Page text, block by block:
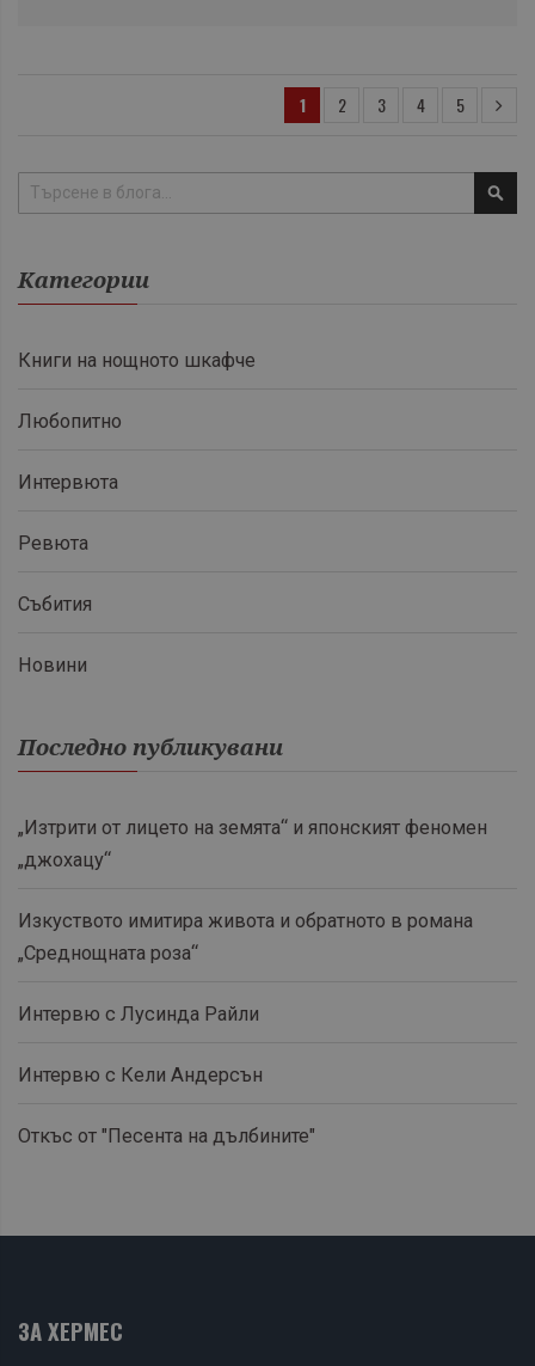
1 2 3 4 5
Категории
Книги на нощното шкафче
Любопитно
Интервюта
Ревюта
Събития
Новини
Последно публикувани
„Изтрити от лицето на земята“ и японският феномен
„джохацу“
Изкуството имитира живота и обратното в романа
„Среднощната роза“
Интервю с Лусинда Райли
Интервю с Кели Андерсън
Откъс от "Песента на дълбините"
ЗА ХЕРМЕС